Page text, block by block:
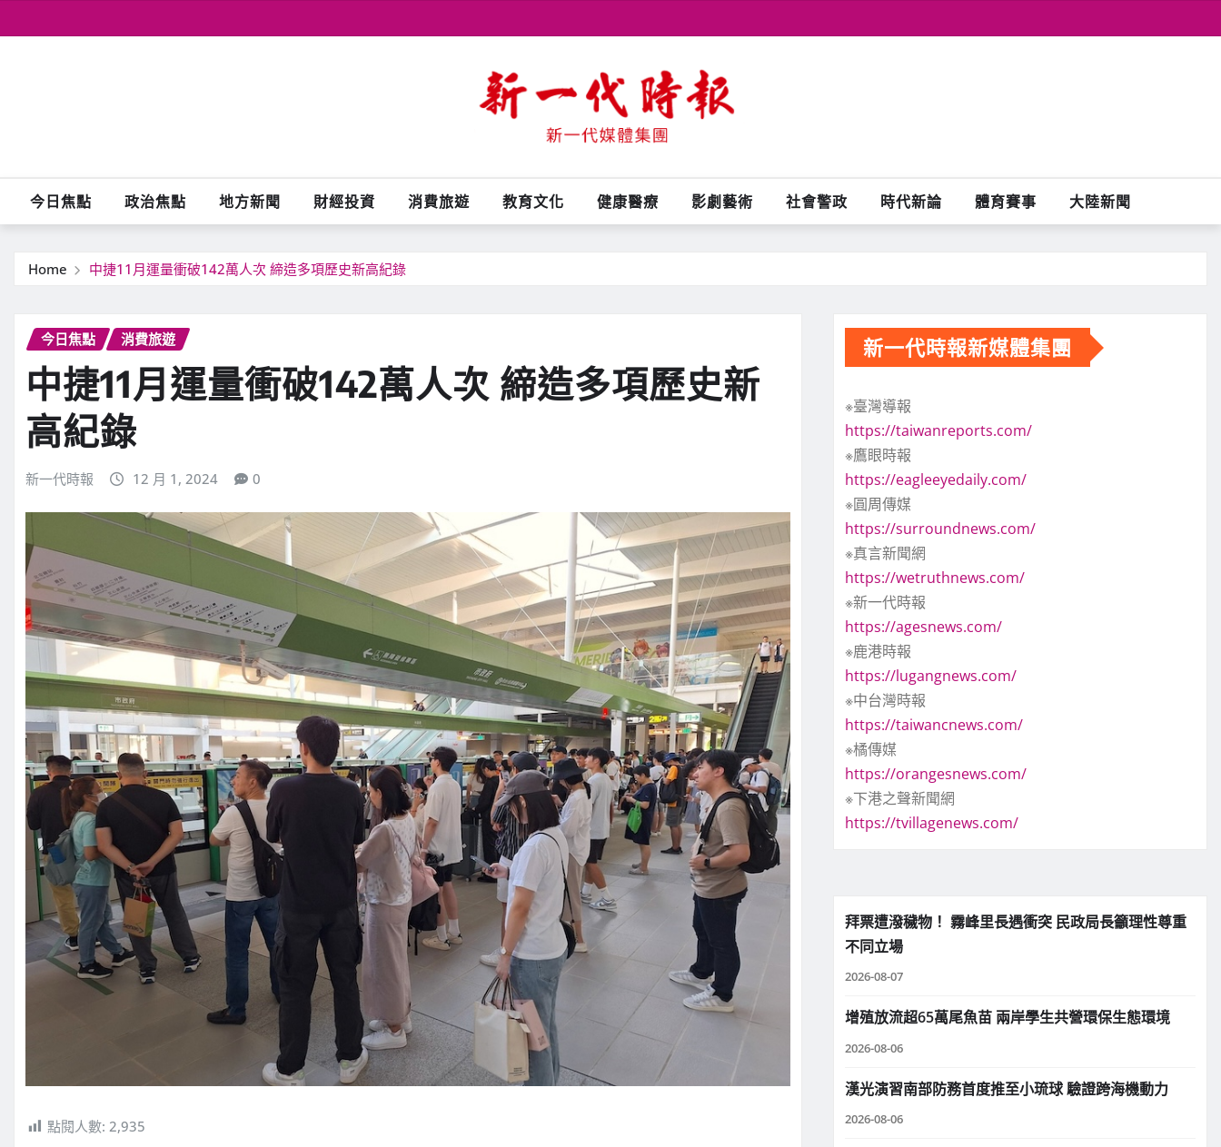
to
今日焦點 政治焦點 地方新聞 財經投資 消費旅遊 教育文化 健康醫療 影劇藝術 社會警政 時代新論 體育賽事 大陸新聞
Home 中捷11月運量衝破142萬人次 締造多項歷史新高紀錄
今日焦點 消費旅遊
中捷11月運量衝破142萬人次 締造多項歷史新
高紀錄
新一代時報 12 月 1, 2024 0
點閱人數: 2,935
新一代時報新媒體集團
※臺灣導報
https://taiwanreports.com/
※鷹眼時報
https://eagleeyedaily.com/
※圓周傳媒
https://surroundnews.com/
※真言新聞網
https://wetruthnews.com/
※新一代時報
https://agesnews.com/
※鹿港時報
https://lugangnews.com/
※中台灣時報
https://taiwancnews.com/
※橘傳媒
https://orangesnews.com/
※下港之聲新聞網
https://tvillagenews.com/
拜票遭潑穢物！ 霧峰里長遇衝突 民政局長籲理性尊重
不同立場
2026-08-07
增殖放流超65萬尾魚苗 兩岸學生共營環保生態環境
2026-08-06
漢光演習南部防務首度推至小琉球 驗證跨海機動力
2026-08-06